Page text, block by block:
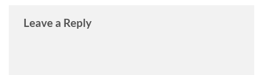
Leave a Reply